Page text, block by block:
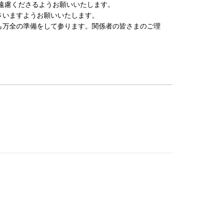
くださるようお願いいたします。
ますようお願いいたします。
全の準備をして参ります。関係者の皆さまのご理